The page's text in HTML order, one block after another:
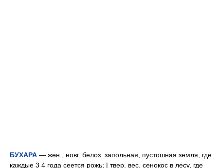
БУХАРА — жен., новг. белоз. запольная, пустошная земля, где
каждые 3 4 года сеется рожь; | твер. вес. сенокос в лесу, где